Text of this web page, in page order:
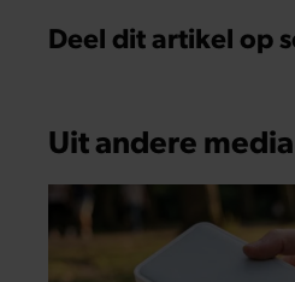
Deel dit artikel op
Uit andere media